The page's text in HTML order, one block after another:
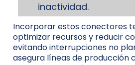
inactividad.
Incorporar estos conectores
optimizar recursos y reducir
evitando interrupciones no
asegura líneas de producción